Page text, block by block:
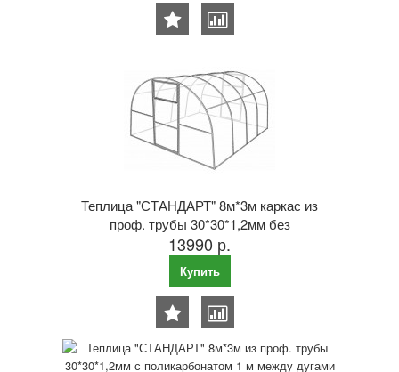
Теплица "СТАНДАРТ" 8м*3м каркас из
проф. трубы 30*30*1,2мм без
поликарбоната 1 м между дугами
13990 р.
Купить